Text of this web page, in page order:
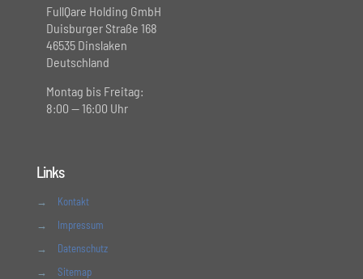
FullQare Holding GmbH
Duisburger Straße 168
46535 Dinslaken
Deutschland
Montag bis Freitag:
8:00 — 16:00 Uhr
Links
→
Kontakt
→
Impressum
→
Datenschutz
→
Sitemap